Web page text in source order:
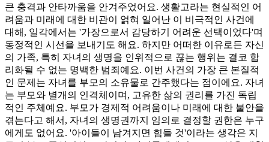
큰 충격과 안타까움을 안겨주었어요. 생활고라는 현실적인 어
려움과 미래에 대한 비관이 얽혀 일어난 이 비극적인 사건에
대해, 일각에서는 '가장으로서 감당하기 어려운 선택이었다'며
동정적인 시선을 보내기도 해요. 하지만 어떠한 이유로든 자신
의 가족, 특히 자녀의 생명을 인위적으로 끊는 행위는 결코 합
리화될 수 없는 명백한 범죄예요. 이번 사건의 가장 큰 본질적
인 문제는 자녀를 부모의 소유물로 간주했다는 점이에요. 자녀
는 부모와 별개의 인격체이며, 고유한 삶의 권리를 가진 독립
적인 주체예요. 부모가 경제적 어려움이나 미래에 대한 불안을
겪는다고 해서, 자녀의 생명권까지 임의로 결정할 권한은 누구
에게도 없어요. '아이들이 남겨지면 힘들 것'이라는 생각은 지